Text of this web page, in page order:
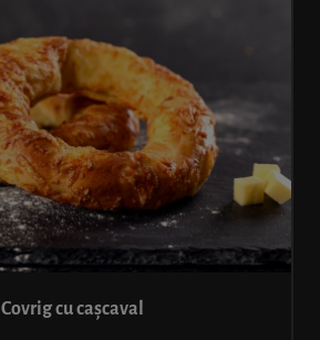
Covrig cu cașcaval